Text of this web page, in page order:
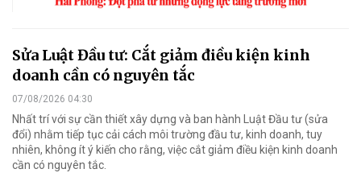
Sửa Luật Đầu tư: Cắt giảm điều kiện kinh
doanh cần có nguyên tắc
07/08/2026 04:30
Nhất trí với sự cần thiết xây dựng và ban hành Luật Đầu tư (sửa
đổi) nhằm tiếp tục cải cách môi trường đầu tư, kinh doanh, tuy
nhiên, không ít ý kiến cho rằng, việc cắt giảm điều kiện kinh doanh
cần có nguyên tắc.